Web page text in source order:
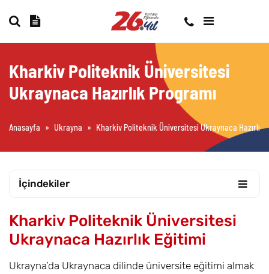
Kharkiv Politeknik Üniversitesi
Ukraynaca Hazırlık Programı
Anasayfa » Ukrayna » Kharkiv Politeknik Üniversitesi Ukraynaca Hazırlık
İçindekiler
Kharkiv Politeknik Üniversitesi
Ukraynaca Hazırlık Eğitimi
Ukrayna’da Ukraynaca dilinde üniversite eğitimi almak